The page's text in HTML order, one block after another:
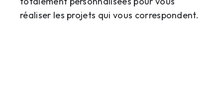
réaliser les projets qui vous correspondent.